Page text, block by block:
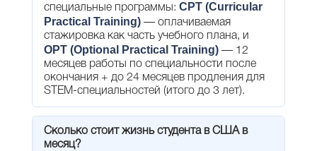
специальные программы: CPT (Curricular
Practical Training) — оплачиваемая
стажировка как часть учебного плана, и
OPT (Optional Practical Training) — 12
месяцев работы по специальности после
окончания + до 24 месяцев продления для
STEM-специальностей (итого до 3 лет).
Сколько стоит жизнь студента в США в
месяц?